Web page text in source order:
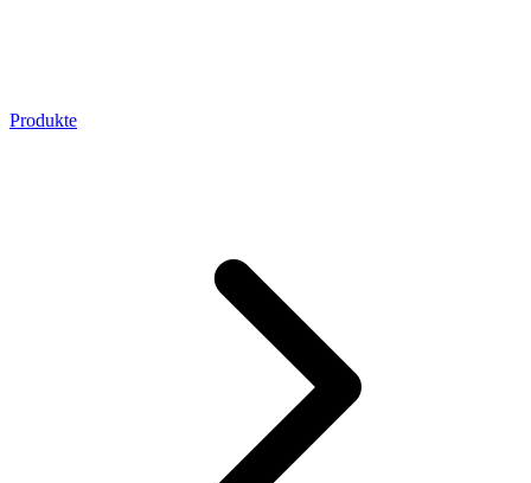
Produkte